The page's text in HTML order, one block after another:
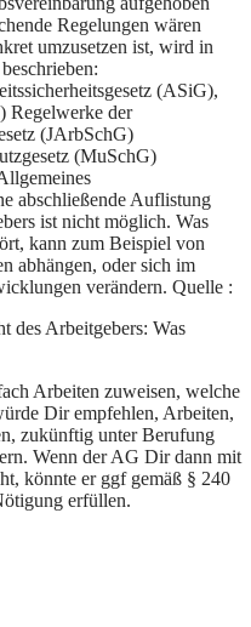
Regelungen wären
umzusetzen ist, wird in
(ASiG),
Regelwerke der
(JArbSchG)
(MuSchG)
abschließende Auflistung
ist nicht möglich. Was
kann zum Beispiel von
abhängen, oder sich im
verändern. Quelle :
des Arbeitgebers: Was
Arbeiten zuweisen, welche
Dir empfehlen, Arbeiten,
zukünftig unter Berufung
Wenn der AG Dir dann mit
könnte er ggf gemäß § 240
erfüllen.